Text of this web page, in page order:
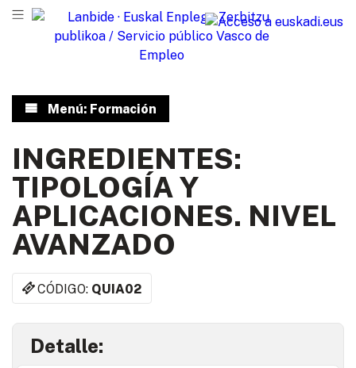
Menú: Formación
INGREDIENTES:
TIPOLOGÍA Y
APLICACIONES. NIVEL
AVANZADO
CÓDIGO: QUIA02
Detalle: